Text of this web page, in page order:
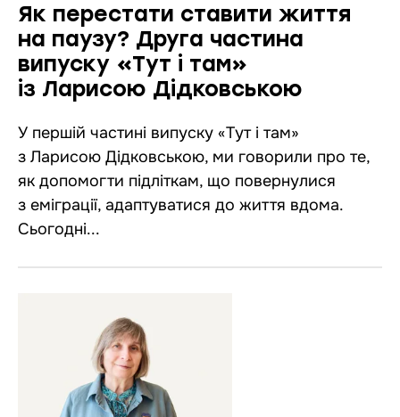
Як перестати ставити життя
на паузу? Друга частина
випуску «Тут і там»
із Ларисою Дідковською
У першій частині випуску «Тут і там»
з Ларисою Дідковською, ми говорили про те,
як допомогти підліткам, що повернулися
з еміграції, адаптуватися до життя вдома.
Сьогодні...